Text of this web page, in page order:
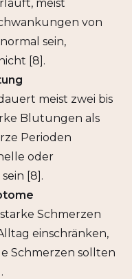
meist
von
sein,
[8].
meist zwei bis
Blutungen als
Perioden
oder
[8].
Schmerzen
einschränken,
Schmerzen sollten